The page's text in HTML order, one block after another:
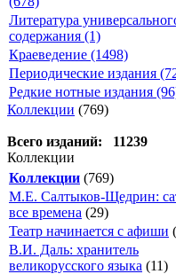
Литература
содержания (1)
Краеведение (1498)
Периодические издания
Редкие нотные издания
Коллекции (769)
Всего изданий: 11239
Коллекции
Коллекции (769)
М.Е. Салтыков-Щедрин:
все времена (29)
Театр начинается с афиши
В.И. Даль: хранитель
великорусского языка (11)